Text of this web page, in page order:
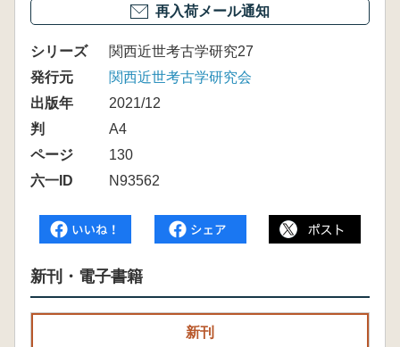
再入荷メール通知
シリーズ
関西近世考古学研究27
発行元
関西近世考古学研究会
出版年
2021/12
判
A4
ページ
130
六一ID
N93562
新刊・電子書籍
新刊